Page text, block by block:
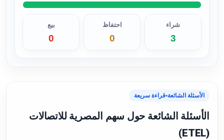
شراء
3
احتفاظ
0
بيع
0
الأسئلة الشائعة•قراءة سريعة
الأسئلة الشائعة حول سهم المصرية للاتصالات
(ETEL)